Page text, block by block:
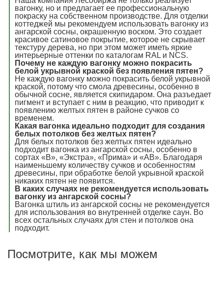
вагонку, но и предлагает ее профессиональную
покраску на собственном производстве. Для отделки
коттеджей мы рекомендуем использовать вагонку из
ангарской сосны, окрашенную воском. Это создает
красивое сатиновое покрытие, которое не скрывает
текстуру дерева, но при этом может иметь яркие
интерьерные оттенки по каталогам RAL и NCS.
Почему не каждую вагонку можно покрасить
белой укрывной краской без появления пятен?
Не каждую вагонку можно покрасить белой укрывной
краской, потому что смола древесины, особенно в
обычной сосне, является скипидаром. Она разъедает
пигмент и вступает с ним в реакцию, что приводит к
появлению желтых пятен в районе сучков со
временем.
Какая вагонка идеально подходит для создания
белых потолков без желтых пятен?
Для белых потолков без желтых пятен идеально
подходит вагонка из ангарской сосны, особенно в
сортах «В», «Экстра», «Прима» и «АВ». Благодаря
наименьшему количеству сучков и особенностям
древесины, при обработке белой укрывной краской
никаких пятен не появится.
В каких случаях не рекомендуется использовать
вагонку из ангарской сосны?
Вагонка штиль из ангарской сосны не рекомендуется
для использования во внутренней отделке саун. Во
всех остальных случаях для стен и потолков она
подходит.
Посмотрите, как мы можем